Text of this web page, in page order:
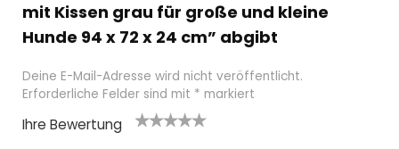
mit Kissen grau für große und kleine
Hunde 94 x 72 x 24 cm” abgibt
Deine E-Mail-Adresse wird nicht veröffentlicht.
Erforderliche Felder sind mit * markiert
Ihre Bewertung